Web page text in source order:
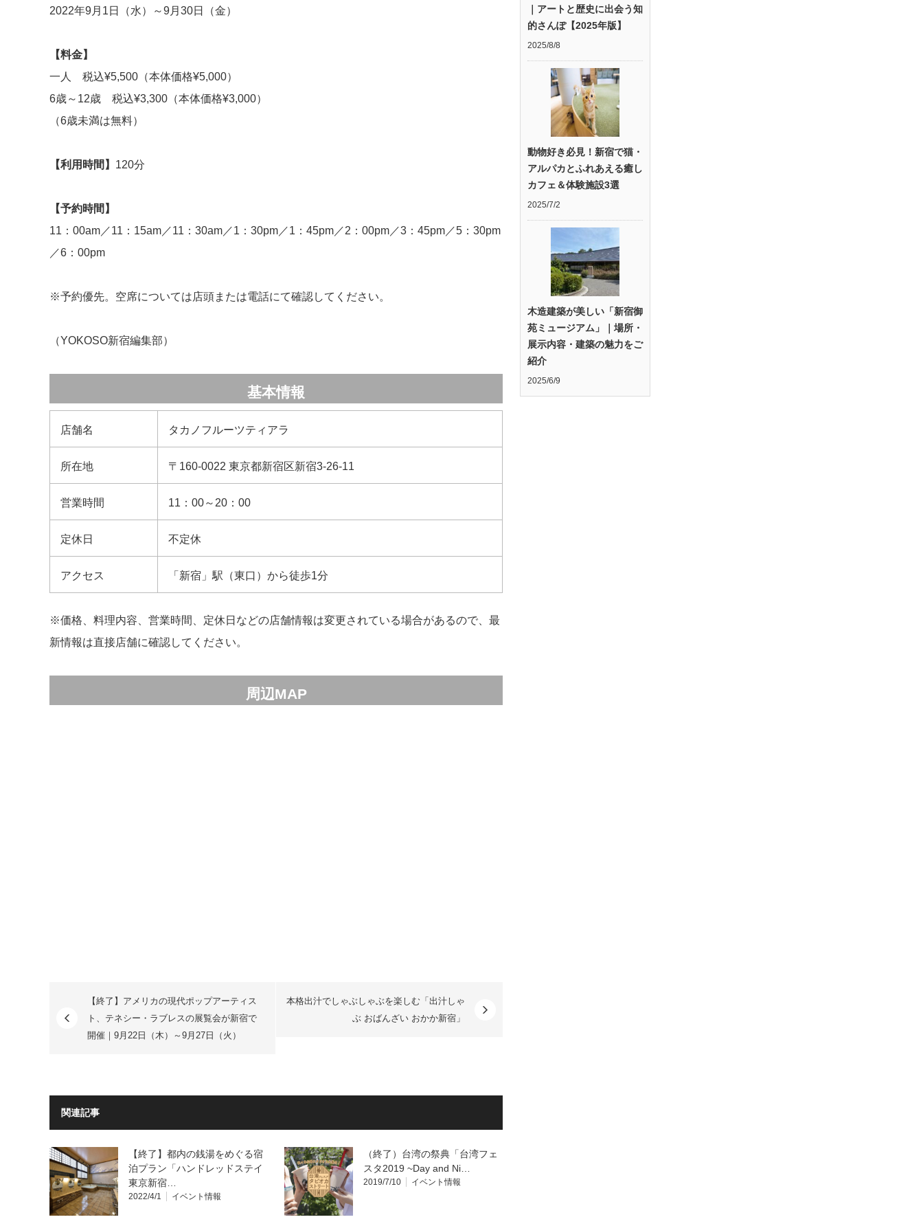
2022年9月1日（水）～9月30日（金）
【料金】
一人 税込¥5,500（本体価格¥5,000）
6歳～12歳 税込¥3,300（本体価格¥3,000）
（6歳未満は無料）
【利用時間】 120分
【予約時間】
11：00am／11：15am／11：30am／1：30pm／1：45pm／2：00pm／3：45pm／5：30pm
／6：00pm
※予約優先。空席については店頭または電話にて確認してください。
（YOKOSO新宿編集部）
基本情報
店舗名 タカノフルーツティアラ
所在地 〒160-0022 東京都新宿区新宿3-26-11
営業時間 11：00～20：00
定休日 不定休
アクセス 「新宿」駅（東口）から徒歩1分
※価格、料理内容、営業時間、定休日などの店舗情報は変更されている場合があるので、最
新情報は直接店舗に確認してください。
周辺MAP
【終了】アメリカの現代ポップアーティス
ト、テネシー・ラブレスの展覧会が新宿で
開催｜9月22日（木）～9月27日（火）
本格出汁でしゃぶしゃぶを楽しむ「出汁しゃ
ぶ おばんざい おかか新宿」
関連記事
【終了】都内の銭湯をめぐる宿
泊プラン「ハンドレッドステイ
東京新宿…
2022/4/1 イベント情報
（終了）台湾の祭典「台湾フェ
スタ2019 ~Day and Ni…
2019/7/10 イベント情報
｜アートと歴史に出会う知
的さんぽ【2025年版】
2025/8/8
動物好き必見！新宿で猫・
アルパカとふれあえる癒し
カフェ＆体験施設3選
2025/7/2
木造建築が美しい「新宿御
苑ミュージアム」｜場所・
展示内容・建築の魅力をご
紹介
2025/6/9